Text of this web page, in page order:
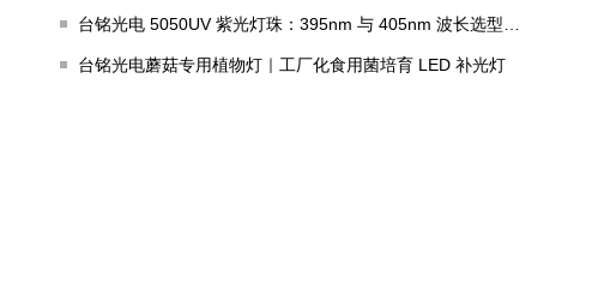
台铭光电蘑菇专用植物灯｜工厂化食用菌培育 LED 补光灯